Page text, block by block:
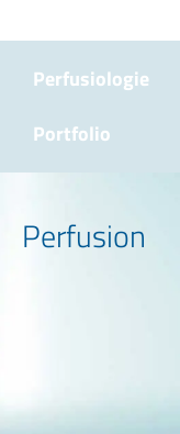
Perfusiologie
Portfolio
Perfusion